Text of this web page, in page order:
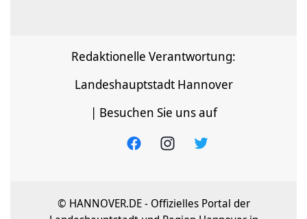
Redaktionelle Verantwortung:
Landeshauptstadt Hannover
| Besuchen Sie uns auf
© HANNOVER.DE - Offizielles Portal der